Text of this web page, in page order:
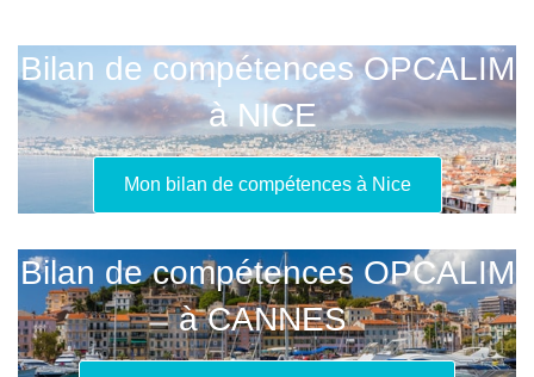
Bilan de compétences OPCALIM
à NICE
Mon bilan de compétences à Nice
Bilan de compétences OPCALIM
à CANNES